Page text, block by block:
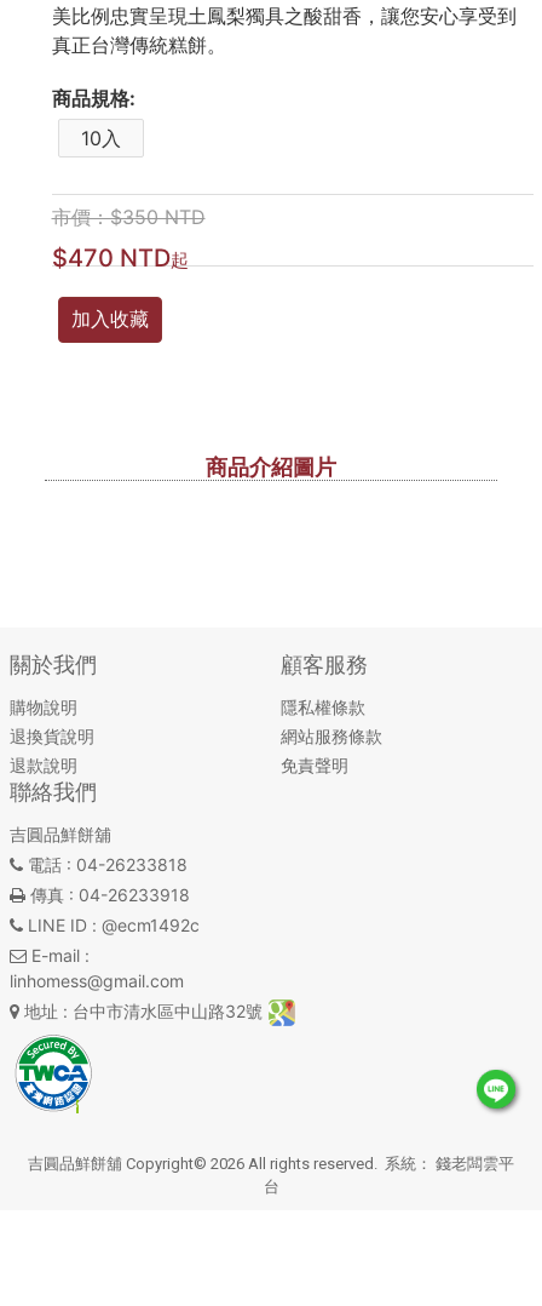
美比例忠實呈現土鳳梨獨具之酸甜香，讓您安心享受到
真正台灣傳統糕餅。
商品規格:
10入
市價：$350 NTD
$470 NTD起
加入收藏
商品介紹圖片
關於我們
購物說明
退換貨說明
退款說明
顧客服務
隱私權條款
網站服務條款
免責聲明
聯絡我們
吉圓品鮮餅舖
電話: 04-26233818
傳真: 04-26233918
LINE ID : @ecm1492c
E-mail:
linhomess@gmail.com
地址 : 台中市清水區中山路32號
吉圓品鮮餅舖 Copyright© 2026 All rights reserved. 系統： 錢老闆雲平
台